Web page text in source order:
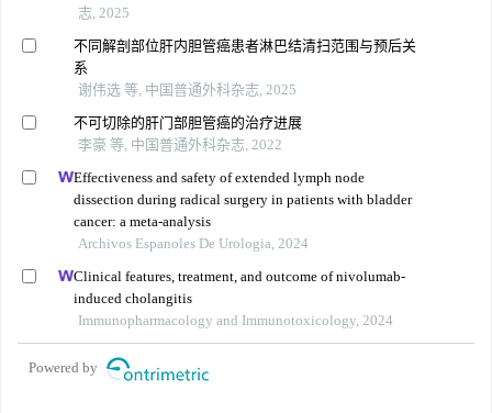
志, 2025
不同解剖部位肝内胆管癌患者淋巴结清扫范围与预后关
系
谢伟选 等, 中国普通外科杂志, 2025
不可切除的肝门部胆管癌的治疗进展
李豪 等, 中国普通外科杂志, 2022
Effectiveness and safety of extended lymph node
dissection during radical surgery in patients with bladder
cancer: a meta-analysis
Archivos Espanoles De Urologia, 2024
Clinical features, treatment, and outcome of nivolumab-
induced cholangitis
Immunopharmacology and Immunotoxicology, 2024
Powered by